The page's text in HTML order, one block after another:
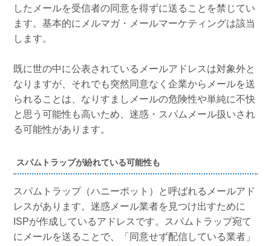
したメールを受信者の同意を得ずに送ることを禁じてい
ます。基本的にメルマガ・メールマーケティングは該当
します。
既に世の中に公表されているメールアドレスは対象外と
なりますが、それでも突然同意なく企業からメールを送
られることは、なりすましメールの危険性や単純に不快
と思う可能性も高いため、迷惑・スパムメール扱いされ
る可能性があります。
スパムトラップが紛れている可能性も
スパムトラップ（ハニーポット）と呼ばれるメールアド
レスがあります。迷惑メール業者を見つけ出すために
ISPが作成しているアドレスです。スパムトラップ宛て
にメールを送ることで、「同意せず配信している業者」